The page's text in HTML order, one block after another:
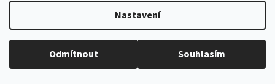
Nastavení
Odmítnout Souhlasím
Upravit nastavení cookies
Vytvořil Shoptet